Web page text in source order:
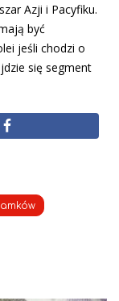
Azji i Pacyfiku.
być
jeśli chodzi o
się segment